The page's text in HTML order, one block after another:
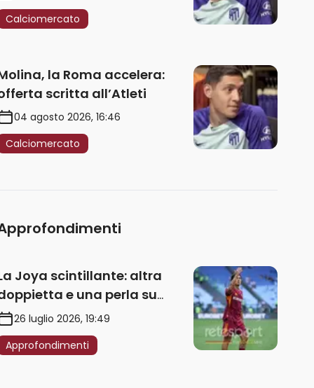
Calciomercato
la Roma accelera:
scritta all’Atleti
04 agosto 2026, 16:46
Calciomercato
Joya scintillante: altra
e una perla su
– VIDEO
26 luglio 2026, 19:49
Approfondimenti